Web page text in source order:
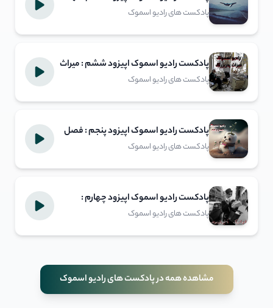
52 هرتز
پادکست های رادیو اسموک
پادکست رادیو اسموک اپیزود ششم : میراث
پدربزرگ
پادکست های رادیو اسموک
پادکست رادیو اسموک اپیزود پنجم : فصل
پنجم
پادکست های رادیو اسموک
پادکست رادیو اسموک اپیزود چهارم :
پستچی در میزند
پادکست های رادیو اسموک
مشاهده همه در پادکست های رادیو اسموک